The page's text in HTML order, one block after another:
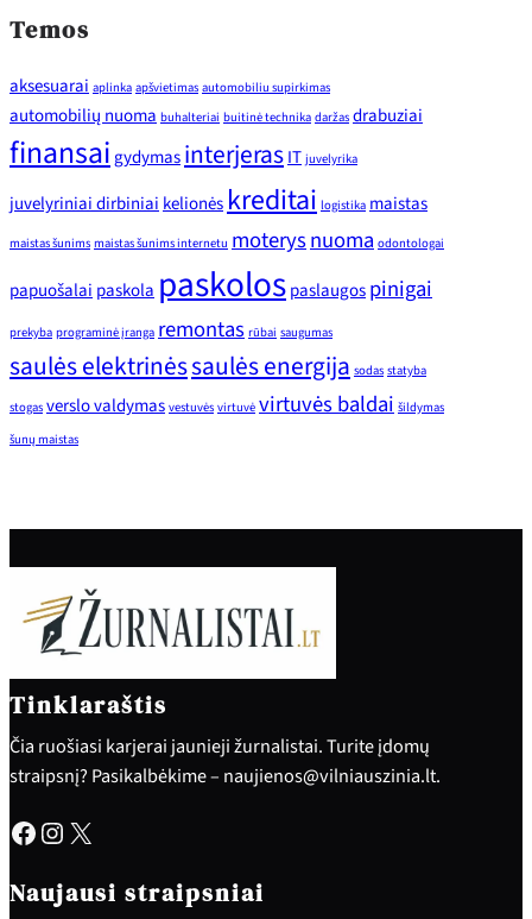
Temos
aksesuarai aplinka apšvietimas automobiliu supirkimas
automobilių nuoma buhalteriai buitinė technika daržas drabuziai
finansaigydymasinterjerasIT juvelyrika
juvelyriniai dirbiniaikelionėskreditai logistika maistas
maistas šunims maistas šunims internetu moterysnuoma odontologai
papuošalaipaskola paskolospaslaugospinigai
prekyba programinė įranga remontas rūbai saugumas
saulės elektrinėssaulės energija sodas statyba
stogas verslo valdymas vestuvės virtuvė virtuvės baldai šildymas
šunų maistas
Tinklaraštis
Čia ruošiasi karjerai jaunieji žurnalistai. Turite įdomų
straipsnį? Pasikalbėkime – naujienos@vilniauszinia.lt.
Facebook Instagram X
Naujausi straipsniai